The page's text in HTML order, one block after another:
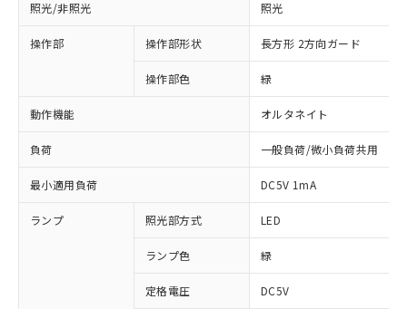
照光/非照光 照光
操作部 操作部形状 長方形 2方向ガード
操作部色 緑
動作機能 オルタネイト
負荷 一般負荷/微小負荷共用
最小適用負荷 DC5V 1mA
ランプ 照光部方式 LED
ランプ色 緑
定格電圧 DC5V